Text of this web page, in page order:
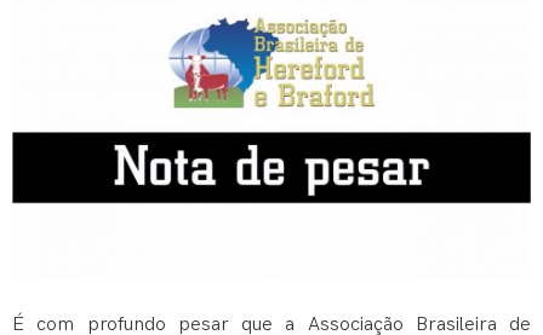
É com profundo pesar que a Associação Brasileira de